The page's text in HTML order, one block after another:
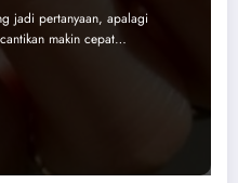
jadi pertanyaan, apalagi
makin cepat…